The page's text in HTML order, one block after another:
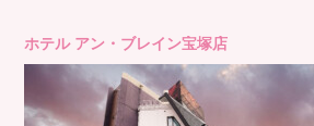
ホテル アン・ブレイン宝塚店